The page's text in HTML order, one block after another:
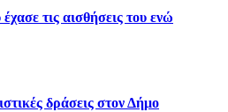
τις αισθήσεις του ενώ
δράσεις στον Δήμο